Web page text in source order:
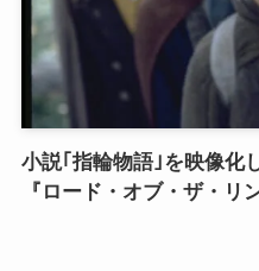
小説｢指輪物語｣を映像化
『ロード・オブ・ザ・リ